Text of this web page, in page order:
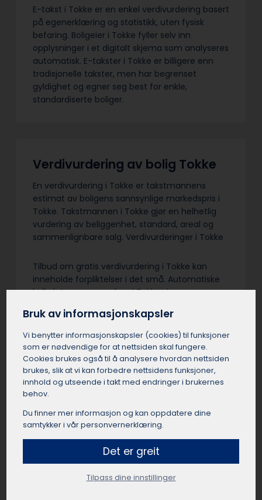
E-takst i Tokke er en enkel verdivurdering basert
på egenerklæring og statistikk, uten fysisk
befaring. Boligeier i Tokke fyller selv inn
opplysninger i et digitalt skjema som analyseres
automatisk. E-takster i Tokke er billigere enn
tradisjonelle takster, men har begrenset
gyldighet og egner seg best for enkle,
standardiserte boliger.
Verdivurdering av bolig Tokke
En verdivurdering i Tokke er takstmannens
estimat av boligens sannsynlige markedspris i
Tokke. Takstmannen i Tokke gjør en helhetlig
vurdering av beliggenhet, standard, areal og
sammenlignbare salg. Verdivurderinger i Tokke
Tilbud om gratis verdivurdering i Tokke kan
inneholde forpliktelser i det små. Automatiske
kalkulatorer og meglere i Tokke sine
nøye med vilkårene – en uavhengig
verdivurdering med befaring er sjelden gratis.
Grundighet og objektivitet fra en sertifisert
takstmann i Tokke er verdt å betale for…
Få et uforpliktende tilbud
Send oss en kort beskrivelse av dine ønsker og
behov, så finner vi en passende takstmann for
deg.
Bruk av informasjonskapsler
Vi benytter informasjons­kapsler (cookies) til funksjoner
som er nødvendige for at nettsiden skal fungere.
Cookies brukes også til å analysere hvordan nettsiden
brukes, slik at vi kan forbedre nettsidens funksjoner,
innhold og utseende i takt med endringer i brukernes
behov.
Du finner mer informasjon og kan oppdatere dine
samtykker i vår personvernerklæring.
Det er greit
Tilpass dine innstillinger